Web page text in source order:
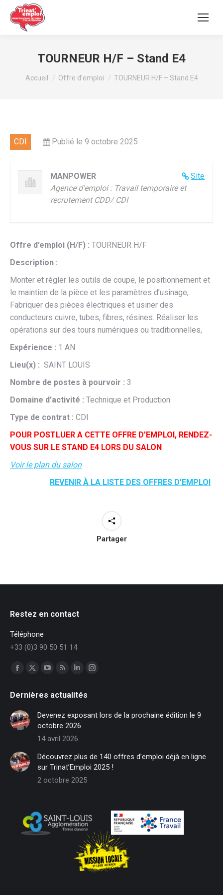
TOURNEUR H/F – Stand E4
Vous êtes ici :
Accueil Offre d’emploi TOURNEUR H/F – Stand E4
CDI Publié le 9 octobre 2025
Site
MANPOWER
Agence d'emploi : Travail temporaire et
recrutement CDD/ CDI
Offre d’emploi (H/F) : TOURNEUR H/F
Description :
Monter et régler les outils de coupe, le positionnement et
le maintien de la pièce et les paramètres d’usinage,
Fabriquer des pièces électriques et usiner des
conducteurs cuivre, tubes, fibres, résines. Réaliser les
opérations sur des tours numériques ou traditionnelles,
Expérience : 1 AN
Lieu(x) : SAINT LOUIS
Nombre de postes à pourvoir : 3
Domaine d’activité : Technique et Production
Type de contrat : CDI
POUR POSTLUER A CETTE OFFRE D’EMPLOI, RENDEZ-
VOUS SUR LE STAND E4 LORS DU SALON
Voir le plan du salon
REVENIR À LA LISTE DES OFFRES D’EMPLOI
Partager
Restez en contact
Téléphone
+33 (0)3 90 50 51 14
Trouvez nous sur :
Facebook
opens
in
new
window
X
opens
new
window
opens
in
new
window
opens
in
new
window
LinkedIn
opens
in
new
window
Instagram
in
Dernières actualités
Devenez exposant lors de la prochaine édition le 9
octobre 2026
14 avril 2026
Découvrez plus de 140 offres d’emploi déjà en ligne
sur Trinat’Emploi 2025 !
2 octobre 2025